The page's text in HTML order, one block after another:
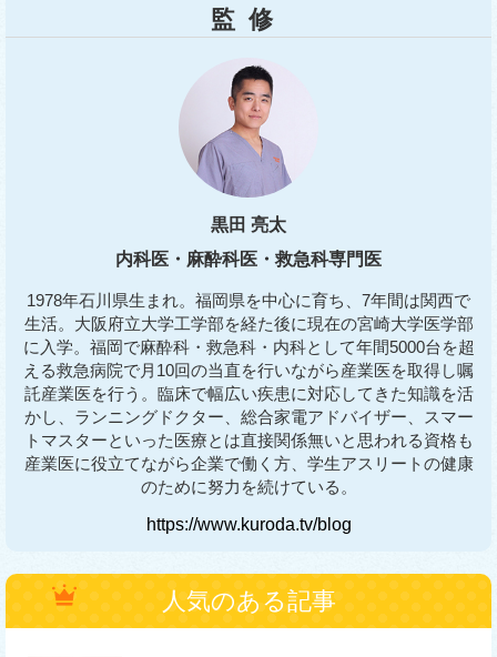
監修
黒田 亮太
内科医・麻酔科医・救急科専門医
1978年石川県生まれ。福岡県を中心に育ち、7年間は関西で
生活。大阪府立大学工学部を経た後に現在の宮崎大学医学部
に入学。福岡で麻酔科・救急科・内科として年間5000台を超
える救急病院で月10回の当直を行いながら産業医を取得し嘱
託産業医を行う。臨床で幅広い疾患に対応してきた知識を活
かし、ランニングドクター、総合家電アドバイザー、スマー
トマスターといった医療とは直接関係無いと思われる資格も
産業医に役立てながら企業で働く方、学生アスリートの健康
のために努力を続けている。
https://www.kuroda.tv/blog
人気のある記事